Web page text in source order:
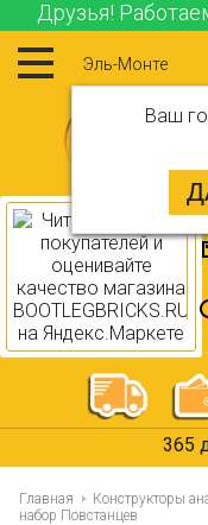
Друзья!
Эль-Монте
Ваш
365
Главная Конструкторы
набор Повстанцев